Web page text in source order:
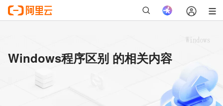
Windows程序区别 的相关内容